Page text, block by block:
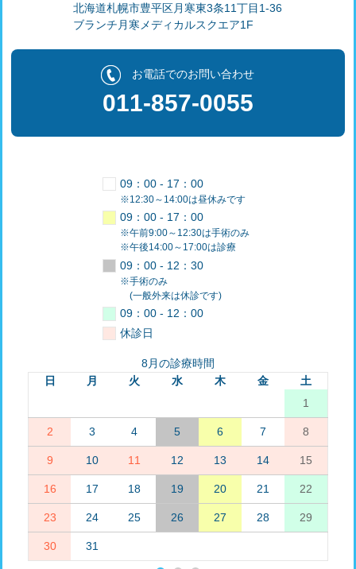
北海道札幌市豊平区月寒東3条11丁目1-36
ブランチ月寒メディカルスクエア1F
お電話でのお問い合わせ
011‐857‐0055
09：00 - 17：00
※12:30～14:00は昼休みです
09：00 - 17：00
※午前9:00～12:30は手術のみ
※午後14:00～17:00は診療
09：00 - 12：30
※手術のみ
(一般外来は休診です)
09：00 - 12：00
休診日
8月の診療時間
日
月 火 水 木 金
土
1
2 3 4 5 6 7 8
9 10 11 12 13 14 15
16 17 18 19 20 21 22
23 24 25 26 27 28 29
30 31